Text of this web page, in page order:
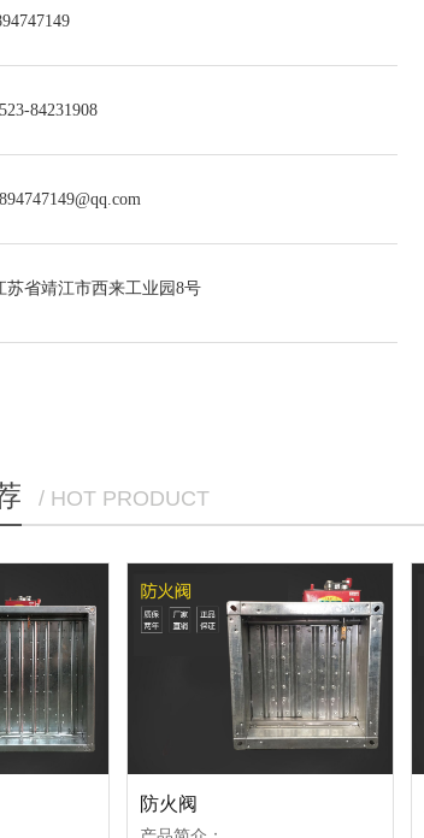
84231908
苏省靖江市西来工业园8号
/ HOT PRODUCT
防火阀